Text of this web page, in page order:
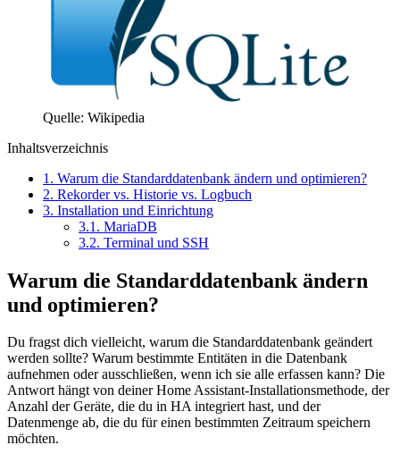
Quelle: Wikipedia
Inhaltsverzeichnis
1. Warum die Standarddatenbank ändern und optimieren?
2. Rekorder vs. Historie vs. Logbuch
3. Installation und Einrichtung
3.1. MariaDB
3.2. Terminal und SSH
Warum die Standarddatenbank ändern
und optimieren?
Du fragst dich vielleicht, warum die Standarddatenbank geändert
werden sollte? Warum bestimmte Entitäten in die Datenbank
aufnehmen oder ausschließen, wenn ich sie alle erfassen kann? Die
Antwort hängt von deiner Home Assistant-Installationsmethode, der
Anzahl der Geräte, die du in HA integriert hast, und der
Datenmenge ab, die du für einen bestimmten Zeitraum speichern
möchten.